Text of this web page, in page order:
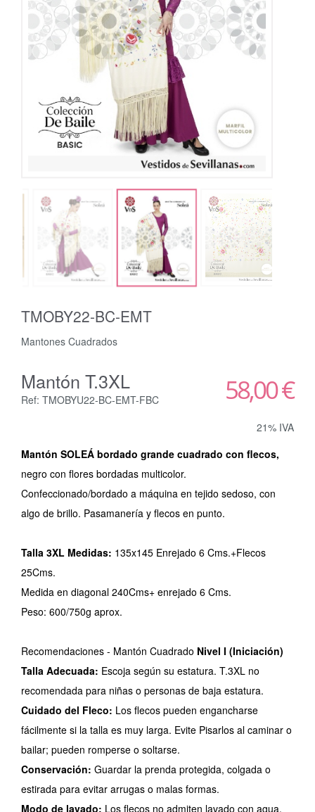
TMOBY22-BC-EMT
Mantones Cuadrados
Mantón T.3XL
Ref: TMOBYU22-BC-EMT-FBC 58,00 €
21% IVA
Mantón SOLEÁ bordado grande cuadrado con flecos,
negro con flores bordadas multicolor.
Confeccionado/bordado a máquina en tejido sedoso, con
algo de brillo. Pasamanería y flecos en punto.
Talla 3XL Medidas: 135x145 Enrejado 6 Cms.+Flecos
25Cms.
Medida en diagonal 240Cms+ enrejado 6 Cms.
Peso: 600/750g aprox.
Recomendaciones - Mantón Cuadrado Nivel I (Iniciación)
Talla Adecuada: Escoja según su estatura. T.3XL no
recomendada para niñas o personas de baja estatura.
Cuidado del Fleco: Los flecos pueden engancharse
fácilmente si la talla es muy larga. Evite Pisarlos al caminar o
bailar; pueden romperse o soltarse.
Conservación: Guardar la prenda protegida, colgada o
estirada para evitar arrugas o malas formas.
Modo de lavado: Los flecos no admiten lavado con agua.